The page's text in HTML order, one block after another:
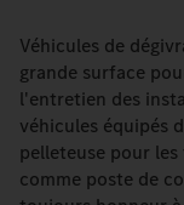
Véhicules de
grande surface
l'entretien des
véhicules équipés
pelleteuse pour
comme poste de